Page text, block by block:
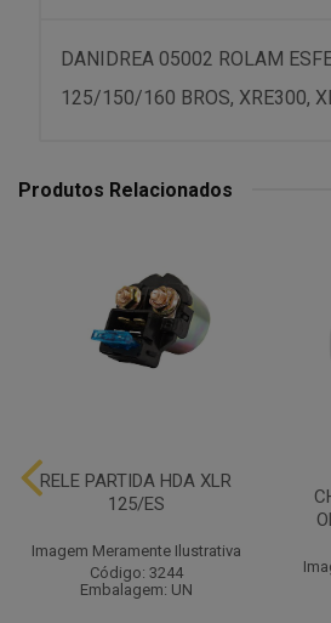
DANIDREA 05002 ROLAM
125/150/160 BROS, XRE300,
Produtos Relacionados
RELE PARTIDA HDA XLR
125/ES
Imagem Meramente Ilustrativa
Código: 3244
Embalagem: UN